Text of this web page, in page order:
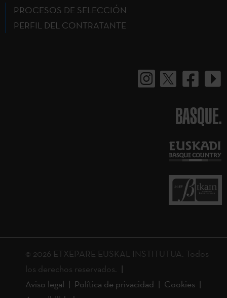
PROCESOS DE SELECCIÓN
PERFIL DEL CONTRATANTE
BASQUE.
© 2026 ETXEPARE EUSKAL INSTITUTUA. Todos
los derechos reservados.
Aviso legal
Política de privacidad
Cookies